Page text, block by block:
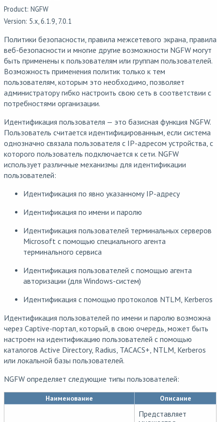
Product: NGFW
Version: 5.x, 6.1.9, 7.0.1
Политики безопасности, правила межсетевого экрана, правила
веб-безопасности и многие другие возможности NGFW могут
быть применены к пользователям или группам пользователей.
Возможность применения политик только к тем
пользователям, которым это необходимо, позволяет
администратору гибко настроить свою сеть в соответствии с
потребностями организации.
Идентификация пользователя — это базисная функция NGFW.
Пользователь считается идентифицированным, если система
однозначно связала пользователя с IP-адресом устройства, с
которого пользователь подключается к сети. NGFW
использует различные механизмы для идентификации
пользователей:
Идентификация по явно указанному IP-адресу
Идентификация по имени и паролю
Идентификация пользователей терминальных серверов
Microsoft с помощью специального агента
терминального сервиса
Идентификация пользователей с помощью агента
авторизации (для Windows-систем)
Идентификация с помощью протоколов NTLM, Kerberos
Идентификация пользователей по имени и паролю возможна
через Captive-портал, который, в свою очередь, может быть
настроен на идентификацию пользователей с помощью
каталогов Active Directory, Radius, TACACS+, NTLM, Kerberos
или локальной базы пользователей.
NGFW определяет следующие типы пользователей:
Наименование Описание
Представляет